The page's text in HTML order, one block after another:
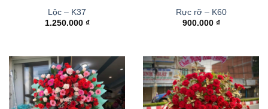
Lộc – K37
1.250.000 ₫
Rực rỡ – K60
900.000 ₫